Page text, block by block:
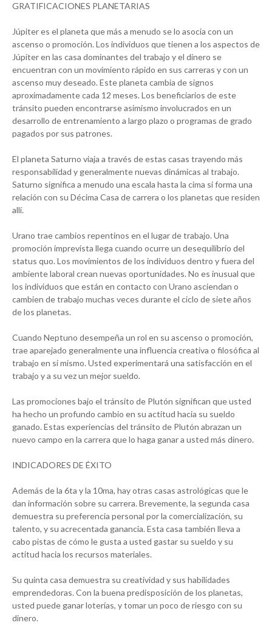
GRATIFICACIONES PLANETARIAS
Júpiter es el planeta que más a menudo se lo asocia con un
ascenso o promoción. Los individuos que tienen a los aspectos de
Júpiter en las casa dominantes del trabajo y el dinero se
encuentran con un movimiento rápido en sus carreras y con un
ascenso muy deseado. Este planeta cambia de signos
aproximadamente cada 12 meses. Los beneficiarios de este
tránsito pueden encontrarse asimismo involucrados en un
desarrollo de entrenamiento a largo plazo o programas de grado
pagados por sus patrones.
El planeta Saturno viaja a través de estas casas trayendo más
responsabilidad y generalmente nuevas dinámicas al trabajo.
Saturno significa a menudo una escala hasta la cima si forma una
relación con su Décima Casa de carrera o los planetas que residen
allí.
Urano trae cambios repentinos en el lugar de trabajo. Una
promoción imprevista llega cuando ocurre un desequilibrio del
status quo. Los movimientos de los individuos dentro y fuera del
ambiente laboral crean nuevas oportunidades. No es inusual que
los individuos que están en contacto con Urano asciendan o
cambien de trabajo muchas veces durante el ciclo de siete años
de los planetas.
Cuando Neptuno desempeña un rol en su ascenso o promoción,
trae aparejado generalmente una influencia creativa o filosófica al
trabajo en sí mismo. Usted experimentará una satisfacción en el
trabajo y a su vez un mejor sueldo.
Las promociones bajo el tránsito de Plutón significan que usted
ha hecho un profundo cambio en su actitud hacia su sueldo
ganado. Estas experiencias del tránsito de Plutón abrazan un
nuevo campo en la carrera que lo haga ganar a usted más dinero.
INDICADORES DE ÉXITO
Además de la 6ta y la 10ma, hay otras casas astrológicas que le
dan información sobre su carrera. Brevemente, la segunda casa
demuestra su preferencia personal por la comercialización, su
talento, y su acrecentada ganancia. Esta casa también lleva a
cabo pistas de cómo le gusta a usted gastar su sueldo y su
actitud hacia los recursos materiales.
Su quinta casa demuestra su creatividad y sus habilidades
emprendedoras. Con la buena predisposición de los planetas,
usted puede ganar loterías, y tomar un poco de riesgo con su
dinero.